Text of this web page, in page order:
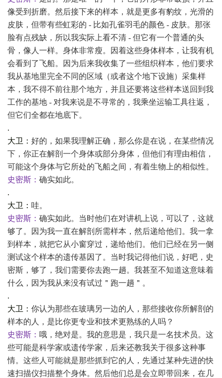
像受到折磨。然后接下来的样本，就是更多有豹纹，光滑的
皮肤，但带有些虹彩的 - 比如孔雀羽毛的颜色 - 皮肤。那张
脸有点残缺，所以我实际上看不清 - 但它有一个普通的头
骨，像人一样。身体非常瘦。因着这些身体样本，让我有机
会看到了飞船。因为后来我收集了一些组织样本，他们要求
我从基地里完全不同的区域（或者这个地下设施）采集样
本，我不得不前往那个地方，并且还要将这些样本送回到我
工作的基地 - 对我来说是不寻常的，我乘坐运输工具往返，
但它们全都在地底下。
.
大卫： 好的，如果我理解正确，那么你是在说，在某些情况
下，你正在解剖一个身体或部分身体，但他们有理由相信，
可能这个身体与它所处的飞船之间，有着生物上的相似性。
史密斯： 确实如此。
.
大卫： 哇。
史密斯： 确实如此。当时他们在对讲机上说，可以了，这就
够了。因为我一直在解剖所需样本，然后递给他们。我一拿
到样本，就把它从小窗穿过，递给他们。他们已经在另一侧
测试这个样本的遗传基因了。当时我记得他们说，好吧，史
密斯，够了，我们需要你去跑一趟。我甚至不知道这意味着
什么，因为我从来没有试过＂跑一趟＂。
.
大卫： 你认为那些在玻璃另一边的人，那些接收你所解剖的
样本的人，是比你更专业和技术更熟练的人吗？
史密斯： 哦，绝对是。我的意思是，我只是一名技术员。这
些可能是科学家或遗传学家，后来还教我关于很多这种事
情。这些人可能就是那些抓到它的人，先通过某种先进的快
速扫描仪扫描整个身体。然后他们总是会立即带回来，在几